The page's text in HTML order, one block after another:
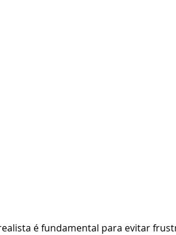
é fundamental para evitar